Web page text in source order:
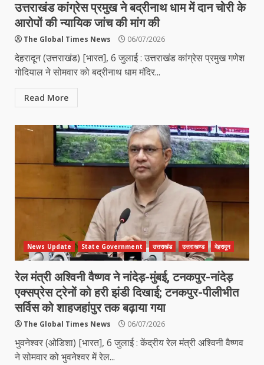
उत्तराखंड कांग्रेस प्रमुख ने बद्रीनाथ धाम में दान चोरी के
आरोपों की न्यायिक जांच की मांग की
The Global Times News 06/07/2026
देहरादून (उत्तराखंड) [भारत], 6 जुलाई : उत्तराखंड कांग्रेस प्रमुख गणेश
गोदियाल ने सोमवार को बद्रीनाथ धाम मंदिर...
Read More
News Update State Government उत्तराखंड उत्तराखण्ड देहरादून
रेल मंत्री अश्विनी वैष्णव ने नांदेड़-मुंबई, टनकपुर-नांदेड़
एक्सप्रेस ट्रेनों को हरी झंडी दिखाई; टनकपुर-पीलीभीत
सर्विस को शाहजहांपुर तक बढ़ाया गया
The Global Times News 06/07/2026
भुवनेश्वर (ओडिशा) [भारत], 6 जुलाई : केंद्रीय रेल मंत्री अश्विनी वैष्णव
ने सोमवार को भुवनेश्वर में रेल...